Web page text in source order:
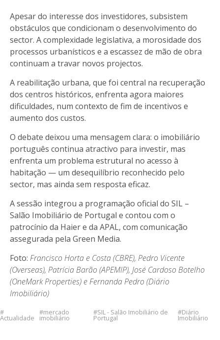
Apesar do interesse dos investidores, subsistem
obstáculos que condicionam o desenvolvimento do
sector. A complexidade legislativa, a morosidade dos
processos urbanísticos e a escassez de mão de obra
continuam a travar novos projectos.
A reabilitação urbana, que foi central na recuperação
dos centros históricos, enfrenta agora maiores
dificuldades, num contexto de fim de incentivos e
aumento dos custos.
O debate deixou uma mensagem clara: o imobiliário
português continua atractivo para investir, mas
enfrenta um problema estrutural no acesso à
habitação — um desequilíbrio reconhecido pelo
sector, mas ainda sem resposta eficaz.
A sessão integrou a programação oficial do SIL –
Salão Imobiliário de Portugal e contou com o
patrocínio da Haier e da APAL, com comunicação
assegurada pela Green Media.
Foto: Francisco Horta e Costa (CBRE), Pedro Vicente
(Overseas), Patrícia Barão (APEMIP), José Cardoso Botelho
(OneMark Properties) e Fernanda Pedro (Diário
Imobiliário)
Actualidade
mercado
imobiliário
SIL - Salão Imobiliário de
Portugal
Diário
Imobiliário